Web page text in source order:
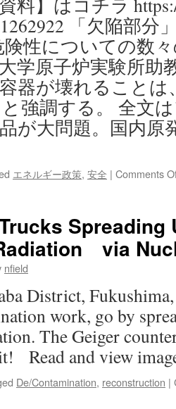
料】はコチラ
「欠陥部
険性についての数
学原子炉実験所助
器が壊れること
強調する。 全文
が大問題。国内原
エネルギー政策, 安全 | Comments
Spreading
via
nfield
District,
work, go by
The Geiger
Read and view
De/Contamination, reconstruction |